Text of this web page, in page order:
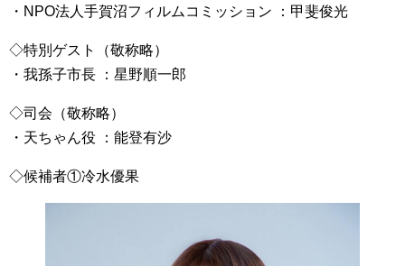
・NPO法人手賀沼フィルムコミッション ：甲斐俊光
◇特別ゲスト（敬称略）
・我孫子市長 ：星野順一郎
◇司会（敬称略）
・天ちゃん役 ：能登有沙
◇候補者①冷水優果